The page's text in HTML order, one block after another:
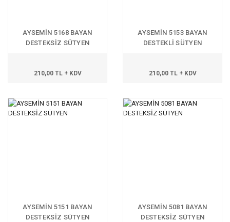
AYSEMİN 5168 BAYAN
DESTEKSİZ SÜTYEN
210,00 TL + KDV
AYSEMİN 5153 BAYAN
DESTEKLİ SÜTYEN
210,00 TL + KDV
AYSEMİN 5151 BAYAN
DESTEKSİZ SÜTYEN
AYSEMİN 5081 BAYAN
DESTEKSİZ SÜTYEN